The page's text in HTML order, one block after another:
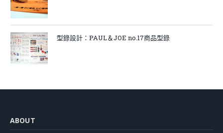
型錄設計：PAUL＆JOE no.17商品型錄
ABOUT